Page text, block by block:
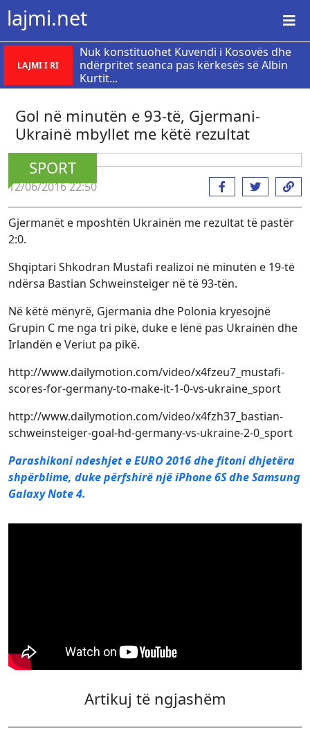
lajmi.net
LAJMI I RI
Nuk konstituohet Kuvendi i Kosovës dhe
ndërpritet seanca pas kërkesës së Albin
Kurtit...
Gol në minutën e 93-të, Gjermani-
Ukrainë mbyllet me këtë rezultat
SPORT
12/06/2016 22:50
Gjermanët e mposhtën Ukrainën me rezultat të pastër
2:0.
Shqiptari Shkodran Mustafi realizoi në minutën e 19-të
ndërsa Bastian Schweinsteiger në të 93-tën.
Në këtë mënyrë, Gjermania dhe Polonia kryesojnë
Grupin C me nga tri pikë, duke e lënë pas Ukrainën dhe
Irlandën e Veriut pa pikë.
http://www.dailymotion.com/video/x4fzeu7_mustafi-
scores-for-germany-to-make-it-1-0-vs-ukraine_sport
http://www.dailymotion.com/video/x4fzh37_bastian-
schweinsteiger-goal-hd-germany-vs-ukraine-2-0_sport
Parashikoni ndeshjet e EURO 2016 dhe fitoni dhjetëra
shpërblime, duke përfshirë një iPhone 6S dhe Samsung
Galaxy Note 4.
Artikuj të ngjashëm